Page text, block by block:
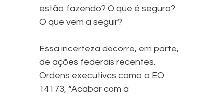
estão fazendo? O que é seguro?
O que vem a seguir?
Essa incerteza decorre, em parte,
de ações federais recentes.
Ordens executivas como a EO
14173, “Acabar com a